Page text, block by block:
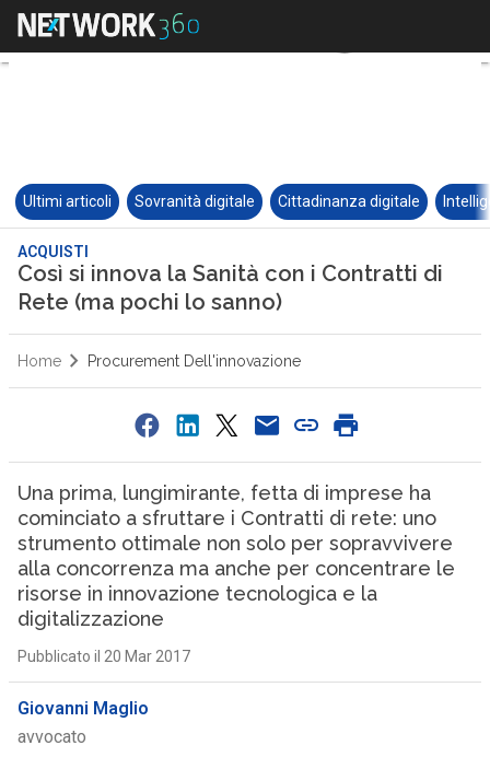
Ultimi articoli Sovranità digitale Cittadinanza digitale
ACQUISTI
Così si innova la Sanità con i Contratti di
Rete (ma pochi lo sanno)
Home Procurement Dell'innovazione
Una prima, lungimirante, fetta di imprese ha
cominciato a sfruttare i Contratti di rete: uno
strumento ottimale non solo per sopravvivere
alla concorrenza ma anche per concentrare le
risorse in innovazione tecnologica e la
digitalizzazione
Pubblicato il 20 Mar 2017
Giovanni Maglio
avvocato